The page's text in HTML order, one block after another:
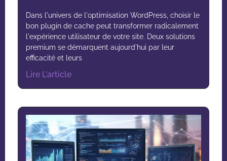
Dans l'univers de l'optimisation WordPress, choisir le
bon plugin de cache peut transformer radicalement
l'expérience utilisateur de votre site. Deux solutions
premium se démarquent aujourd'hui par leur
efficacité et leurs
Lire L'article